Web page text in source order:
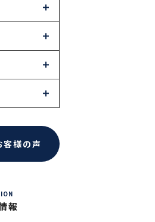
客様の声
報